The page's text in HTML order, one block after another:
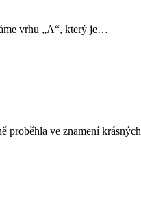
vrhu „A“, který je…
proběhla ve znamení